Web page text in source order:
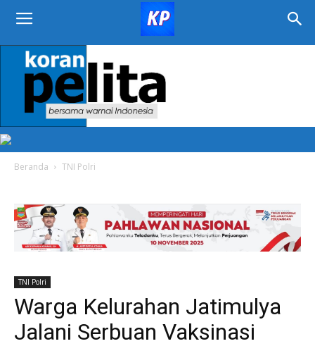
KORAN
PELITA
Beranda TNI Polri
TNI Polri
Warga Kelurahan Jatimulya
Jalani Serbuan Vaksinasi